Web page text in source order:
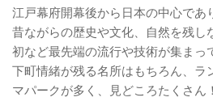
江戸幕府開幕後から日本の中心であ
昔ながらの歴史や文化、自然を残し
初など最先端の流行や技術が集まっ
下町情緒が残る名所はもちろん、ラ
マパークが多く、見どころたくさん！